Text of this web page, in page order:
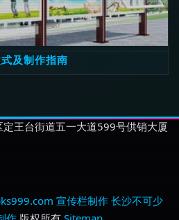
及制作指南
王台街道五一大道599号供销大厦
宣传栏制作 长沙不可少